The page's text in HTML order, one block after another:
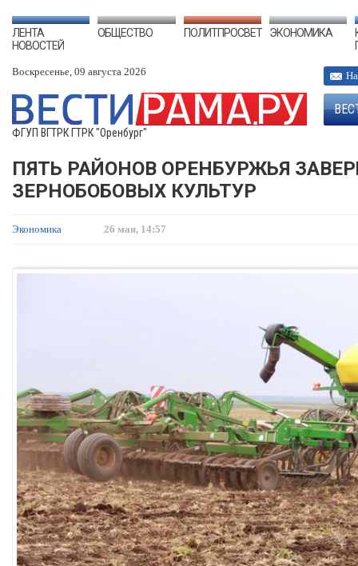
ЛЕНТА
НОВОСТЕЙ
ОБЩЕСТВО ПОЛИТПРОСВЕТ ЭКОНОМИКА
Воскресенье, 09 августа 2026
ФГУП ВГТРК ГТРК "Оренбург"
ПЯТЬ РАЙОНОВ ОРЕНБУРЖЬЯ
ЗЕРНОБОБОВЫХ КУЛЬТУР
Экономика 26 мая, 14:57